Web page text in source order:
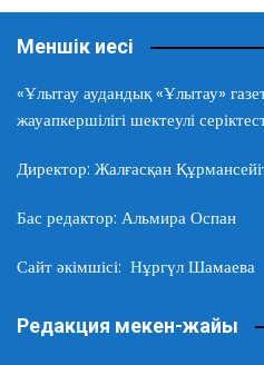
Меншік иесі
«Ұлытау аудандық «Ұлытау»
жауапкершілігі шектеулі
Директор: Жалғасқан
Бас редактор: Альмира Оспан
Сайт әкімшісі: Нұргүл Шамаева
Редакция мекен-жайы